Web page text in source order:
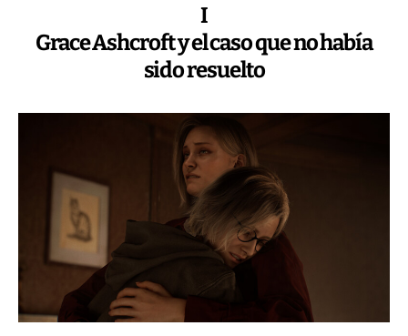
I
Grace Ashcroft y el caso que no había
sido resuelto